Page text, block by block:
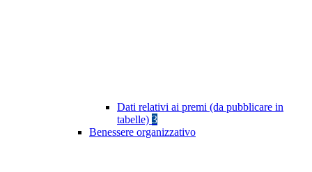
Dati relativi ai premi (da pubblicare in
tabelle) 3
Benessere organizzativo